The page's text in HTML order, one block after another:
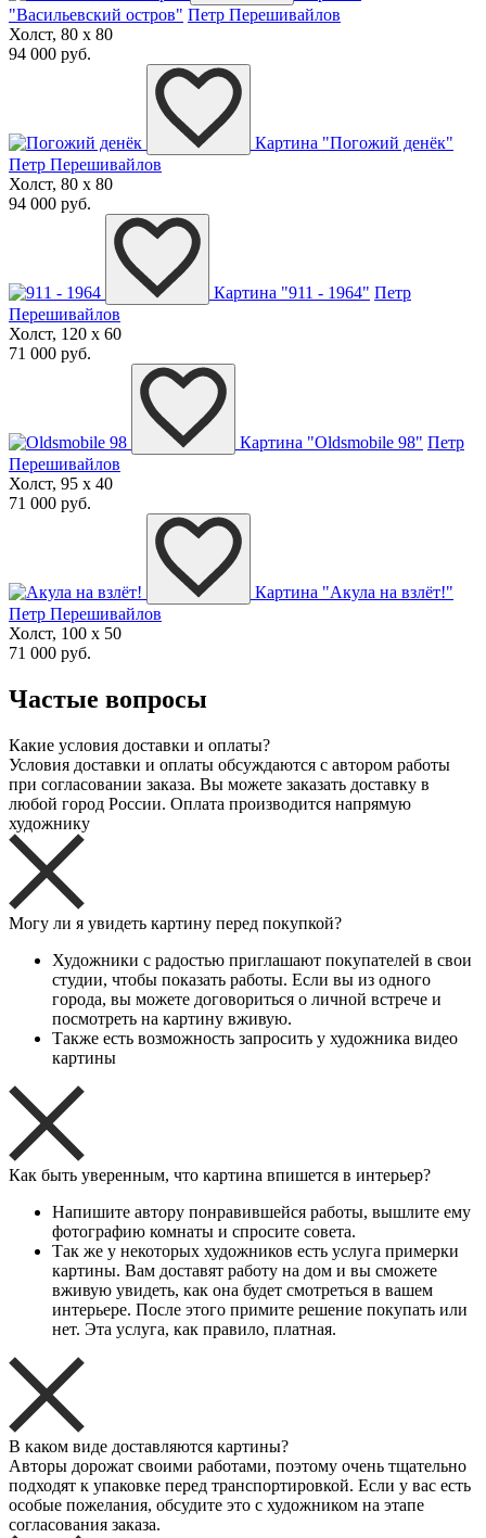
"Васильевский остров" Петр Перешивайлов
Холст, 80 x 80
94 000 руб.
Картина "Погожий денёк"
Петр Перешивайлов
Холст, 80 x 80
94 000 руб.
Картина "911 - 1964" Петр
Перешивайлов
Холст, 120 x 60
71 000 руб.
Картина "Oldsmobile 98" Петр
Перешивайлов
Холст, 95 x 40
71 000 руб.
Картина "Акула на взлёт!"
Петр Перешивайлов
Холст, 100 x 50
71 000 руб.
Частые вопросы
Какие условия доставки и оплаты?
Условия доставки и оплаты обсуждаются с автором работы
при согласовании заказа. Вы можете заказать доставку в
любой город России. Оплата производится напрямую
художнику
Могу ли я увидеть картину перед покупкой?
Художники с радостью приглашают покупателей в свои
студии, чтобы показать работы. Если вы из одного
города, вы можете договориться о личной встрече и
посмотреть на картину вживую.
Также есть возможность запросить у художника видео
картины
Как быть уверенным, что картина впишется в интерьер?
Напишите автору понравившейся работы, вышлите ему
фотографию комнаты и спросите совета.
Так же у некоторых художников есть услуга примерки
картины. Вам доставят работу на дом и вы сможете
вживую увидеть, как она будет смотреться в вашем
интерьере. После этого примите решение покупать или
нет. Эта услуга, как правило, платная.
В каком виде доставляются картины?
Авторы дорожат своими работами, поэтому очень тщательно
подходят к упаковке перед транспортировкой. Если у вас есть
особые пожелания, обсудите это с художником на этапе
согласования заказа.